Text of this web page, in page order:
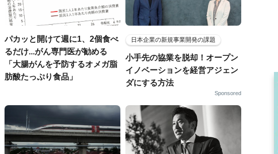
パカッと開けて週に1、2個食べ
るだけ...がん専門医が勧める
「大腸がんを予防するオメガ脂
肪酸たっぷり食品」
日本企業の新規事業開発の課題
小手先の協業を脱却！オープン
イノベーションを経営アジェン
ダにする方法
Sponsored